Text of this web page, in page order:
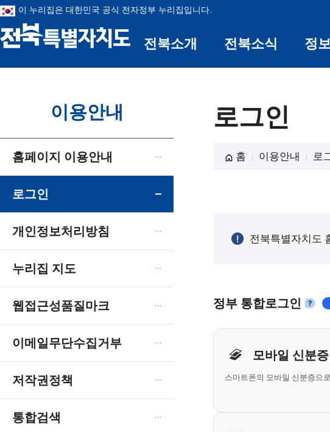
전북특별자치
이 누리집은 대한민국 공식 전자정부 누리집입니다.
전북소개 전북소식 정
이용안내
홈페이지 이용안내
로그인
개인정보처리방침
누리집 지도
웹접근성품질마크
이메일무단수집거부
저작권정책
통합검색
로그인
홈 이용안내
로
전북특별자치도
정부 통합로그인
안내
모바일 신분증
스마트폰의 모바일 신분증으